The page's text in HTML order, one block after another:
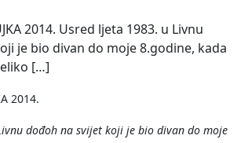
2014. Usred ljeta 1983. u Livnu
je bio divan do moje 8.godine, kada
[…]
2014.
dođoh na svijet koji je bio divan do moje